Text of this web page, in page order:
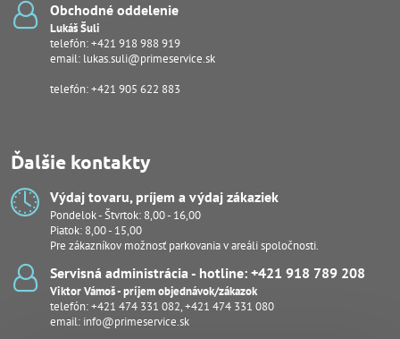
Obchodné oddelenie
Lukáš Šuli
telefón:+421 918 988 919
email: lukas.suli@primeservice.sk
telefón: +421 905 622 883
Ďalšie kontakty
Výdaj tovaru, príjem a výdaj zákaziek
Pondelok - Štvrtok: 8,00 - 16,00
Piatok: 8,00 - 15,00
Pre zákazníkov možnosť parkovania v areáli spoločnosti.
Servisná administrácia - hotline: +421 918 789 208
Viktor Vámoš - príjem objednávok/zákazok
telefón:+421 474 331 082,+421 474 331 080
email: info@primeservice.sk